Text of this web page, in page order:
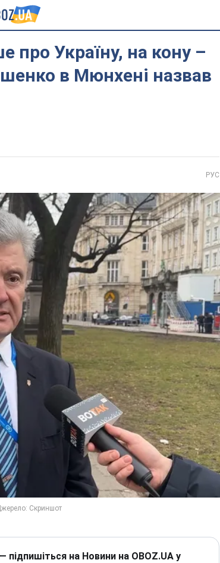
про Україну, на кону –
в Мюнхені назвав
РУС
підпишіться на Новини на OBOZ.UA у